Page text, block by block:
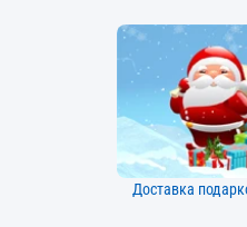
Доставка